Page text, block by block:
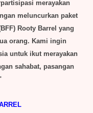
merayakan
meluncurkan paket
Rooty Barrel yang
orang. Kami ingin
untuk ikut merayakan
sahabat, pasangan